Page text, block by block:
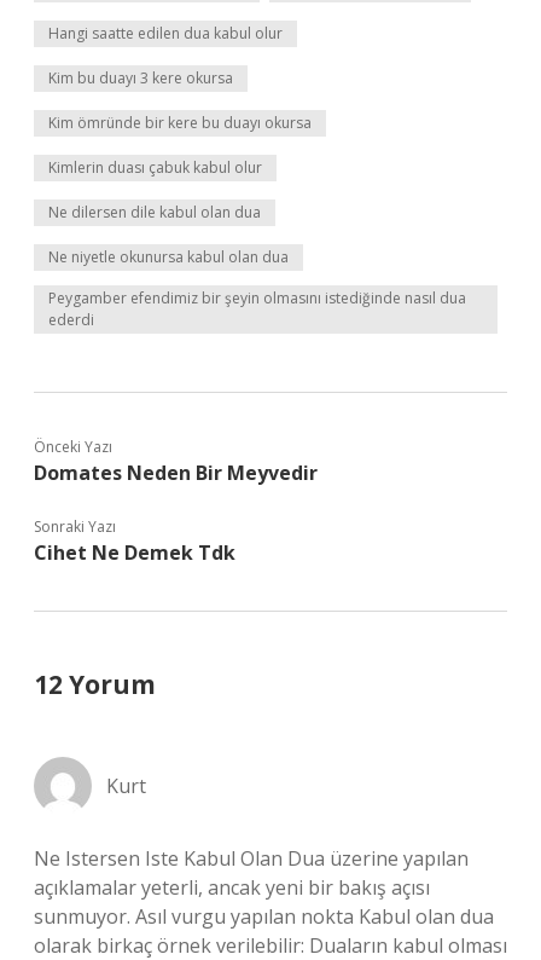
Hangi saatte edilen dua kabul olur
Kim bu duayı 3 kere okursa
Kim ömründe bir kere bu duayı okursa
Kimlerin duası çabuk kabul olur
Ne dilersen dile kabul olan dua
Ne niyetle okunursa kabul olan dua
Peygamber efendimiz bir şeyin olmasını istediğinde nasıl dua
ederdi
Önceki Yazı
Domates Neden Bir Meyvedir
Sonraki Yazı
Cihet Ne Demek Tdk
12 Yorum
Kurt
Ne Istersen Iste Kabul Olan Dua üzerine yapılan
açıklamalar yeterli, ancak yeni bir bakış açısı
sunmuyor. Asıl vurgu yapılan nokta Kabul olan dua
olarak birkaç örnek verilebilir: Duaların kabul olması